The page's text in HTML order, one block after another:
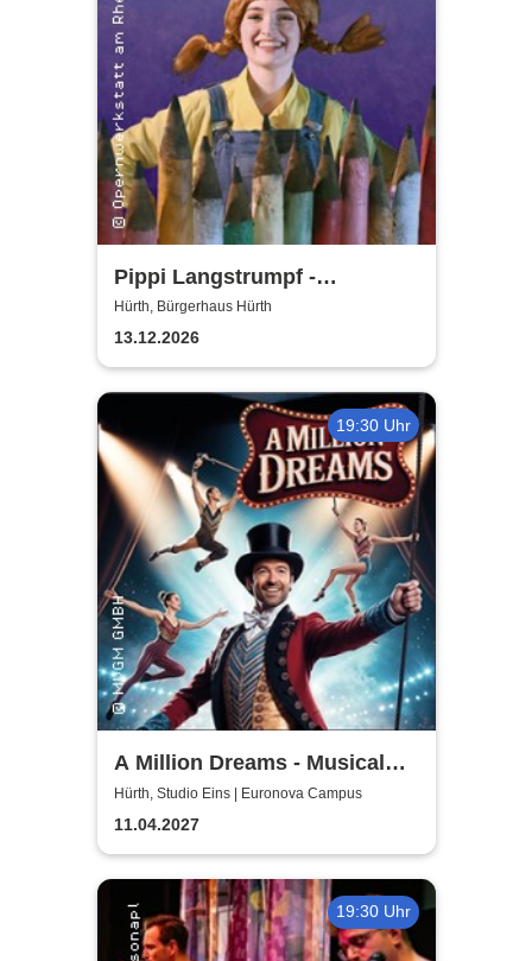
Pippi Langstrumpf -
Bürgerhaus Hürth
Hürth, Bürgerhaus Hürth
13.12.2026
19:30 Uhr
A Million Dreams - Musical
Circus Show
Hürth, Studio Eins | Euronova Campus
11.04.2027
19:30 Uhr